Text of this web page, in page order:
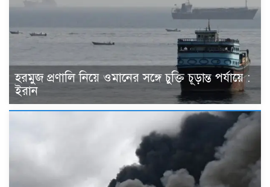
হরমুজ প্রণালি নিয়ে ওমানের সঙ্গে চুক্তি চূড়ান্ত পর্যায়ে :
ইরান